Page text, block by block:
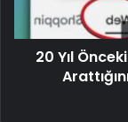
20 Yıl